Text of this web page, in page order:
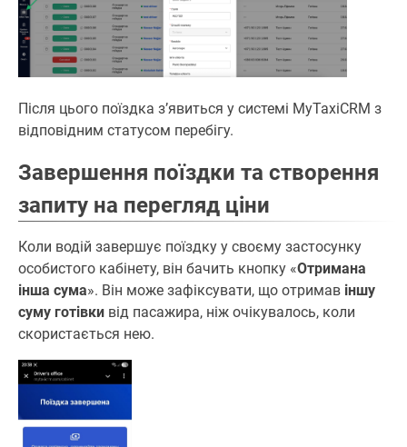
Після цього поїздка зʼявиться у системі MyTaxiCRM з
відповідним статусом перебігу.
Завершення поїздки та створення
запиту на перегляд ціни
Коли водій завершує поїздку у своєму застосунку
особистого кабінету, він бачить кнопку «Отримана
інша сума». Він може зафіксувати, що отримав іншу
суму готівки від пасажира, ніж очікувалось, коли
скористається нею.